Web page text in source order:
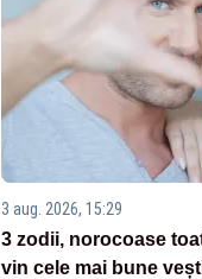
3 aug. 2026, 15:29
3 zodii, norocoase
vin cele mai bune